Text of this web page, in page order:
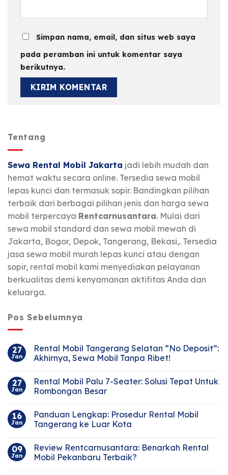
Simpan nama, email, dan situs web saya
pada peramban ini untuk komentar saya
berikutnya.
Tentang
Sewa Rental Mobil Jakarta jadi lebih mudah dan
hemat waktu secara online. Tersedia sewa mobil
lepas kunci dan termasuk sopir. Bandingkan pilihan
terbaik dari berbagai pilihan jenis dan harga sewa
mobil terpercaya Rentcarnusantara. Mulai dari
sewa mobil standard dan sewa mobil mewah di
Jakarta, Bogor, Depok, Tangerang, Bekasi,. Tersedia
jasa sewa mobil murah lepas kunci atau dengan
sopir, rental mobil kami menyediakan pelayanan
berkualitas demi kenyamanan aktifitas Anda dan
keluarga.
Pos Sebelumnya
27
Jan
Rental Mobil Tangerang Selatan “No Deposit”:
Akhirnya, Sewa Mobil Tanpa Ribet!
27
Jan
Rental Mobil Palu 7-Seater: Solusi Tepat Untuk
Rombongan Besar
16
Jan
Panduan Lengkap: Prosedur Rental Mobil
Tangerang ke Luar Kota
09
Jan
Review Rentcarnusantara: Benarkah Rental
Mobil Pekanbaru Terbaik?